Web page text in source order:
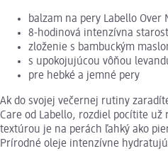
balzam na pery Labello Over
8-hodinová intenzívna
zloženie s bambuckým
s upokojujúcou vôňou
pre hebké a jemné pery
Ak do svojej večernej rutiny
Care od Labello, rozdiel pocítite
textúrou je na perách ľahký ako
Prírodné oleje intenzívne